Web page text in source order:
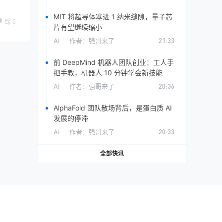
踩 0
MIT 将超导体塞进 1 纳米缝隙，量子芯
片有望继续缩小
AI 作者： 强哥来了 21:33
前 DeepMind 机器人团队创业：工人手
把手教，机器人 10 分钟学会新技能
AI 作者： 强哥来了 20:36
AlphaFold 团队散场背后，是蛋白质 AI
发展的停滞
AI 作者： 强哥来了 20:33
全部快讯